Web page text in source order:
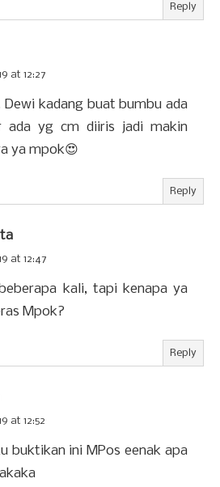
Reply
at 12:27
Dewi kadang buat bumbu ada
ada yg cm diiris jadi makin
ya mpok😍
Reply
at 12:47
kali, tapi kenapa ya
Mpok?
Reply
at 12:52
buktikan ini MPos eenak apa